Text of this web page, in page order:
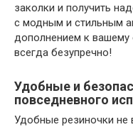
заколки и получить
с модным и стильным
дополнением к вашему
всегда безупречно!
Удобные и
повседневного
Удобные резиночки